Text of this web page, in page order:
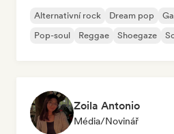
Alternativní rock Dream pop
Pop-soul
Reggae Shoegaze
Zoila Antonio
Média/novinář